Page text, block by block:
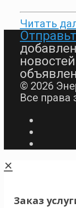
Читать
© 2026
Все
✕
Заказ